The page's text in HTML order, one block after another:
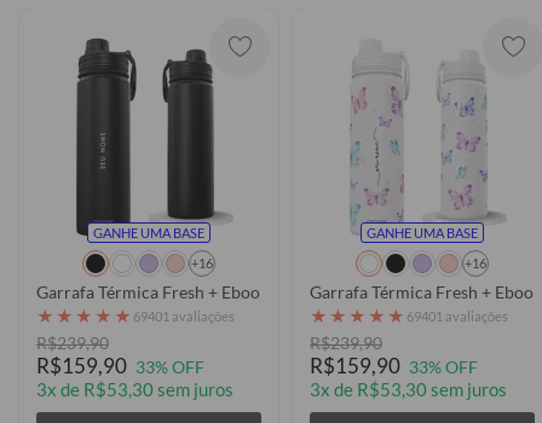
GANHE UMA BASE
+16
Garrafa Térmica Fresh + Ebook - Futurist
★ ★ ★ ★ ★ 69401 avaliações
R$239,90
R$159,90 33% OFF
3x de R$53,30 sem juros
GANHE UMA BASE
+16
Garrafa Térmica Fresh +
★ ★ ★ ★ ★ 69401 avaliações
R$239,90
R$159,90 33% OFF
3x de R$53,30 sem juros